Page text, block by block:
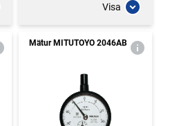
Visa
Mätur MITUTOYO 2046AB